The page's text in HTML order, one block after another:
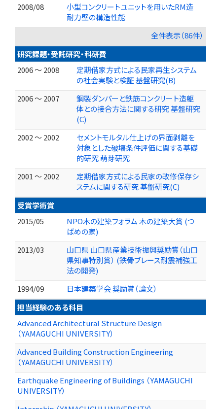
2008/08
小型コンクリートユニットを用いたRM造
耐力壁の構造性能
全件表示（86件）
研究課題・受託研究・科研費
2006 ～ 2008
定期借家方式による民家再生システム
の社会実験と検証 基盤研究(B)
2006 ～ 2007
鋼製ダンパーと鉄筋コンクリート造躯
体との接合方法に関する研究 基盤研究
(C)
2002 ～ 2002
セメントモルタル仕上げの界面剥離を
対象とした破壊条件評価に関する基礎
的研究 萌芽研究
2001 ～ 2002
定期借家方式による民家の改修保存シ
ステムに関する研究 基盤研究(C)
受賞学術賞
2015/05
NPO木の建築フォラム 木の建築大賞 (つ
ばめの家)
2013/03
山口県 山口県産業技術振興奨励賞（山口
県知事特別賞） (鉄骨ブレース耐震補強工
法の開発)
1994/09
日本建築学会 奨励賞（論文）
担当経験のある科目
Advanced Architectural Structure Design
（YAMAGUCHI UNIVERSITY）
Advanced Building Construction Engineering
（YAMAGUCHI UNIVERSITY）
Earthquake Engineering of Buildings （YAMAGUCHI
UNIVERSITY）